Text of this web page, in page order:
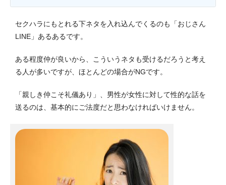
セクハラにもとれる下ネタを入れ込んでくるのも「おじさん
LINE」あるあるです。
ある程度仲が良いから、こういうネタも受けるだろうと考え
る人が多いですが、ほとんどの場合がNGです。
「親しき仲こそ礼儀あり」、男性が女性に対して性的な話を
送るのは、基本的にご法度だと思わなければいけません。